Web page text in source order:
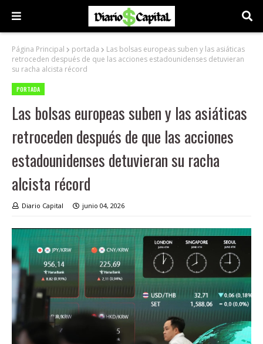
Página Principal portada
Las bolsas europeas suben y las asiáticas
retroceden después de que las acciones estadounidenses detuvieran
su racha alcista récord
PORTADA
Las bolsas europeas suben y las asiáticas
retroceden después de que las acciones
estadounidenses detuvieran su racha
alcista récord
Diario Capital junio 04, 2026